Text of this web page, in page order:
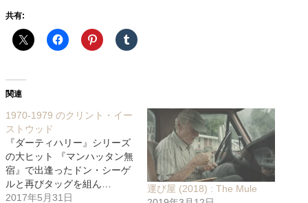
共有:
関連
1970-1979 のクリント・イー
ストウッド
『ダーティハリー』シリーズ
の大ヒット 『マンハッタン無
宿』で出逢ったドン・シーゲ
ルと再びタッグを組ん…
2017年5月31日
運び屋 (2018) : The Mule